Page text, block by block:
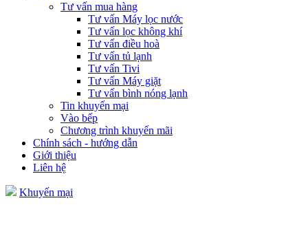
Tư vấn mua hàng
Tư vấn Máy lọc nước
Tư vấn lọc không khí
Tư vấn điều hoà
Tư vấn tủ lạnh
Tư vấn Tivi
Tư vấn Máy giặt
Tư vấn bình nóng lạnh
Tin khuyến mại
Vào bếp
Chương trình khuyến mãi
Chính sách - hướng dẫn
Giới thiệu
Liên hệ
Khuyến mại